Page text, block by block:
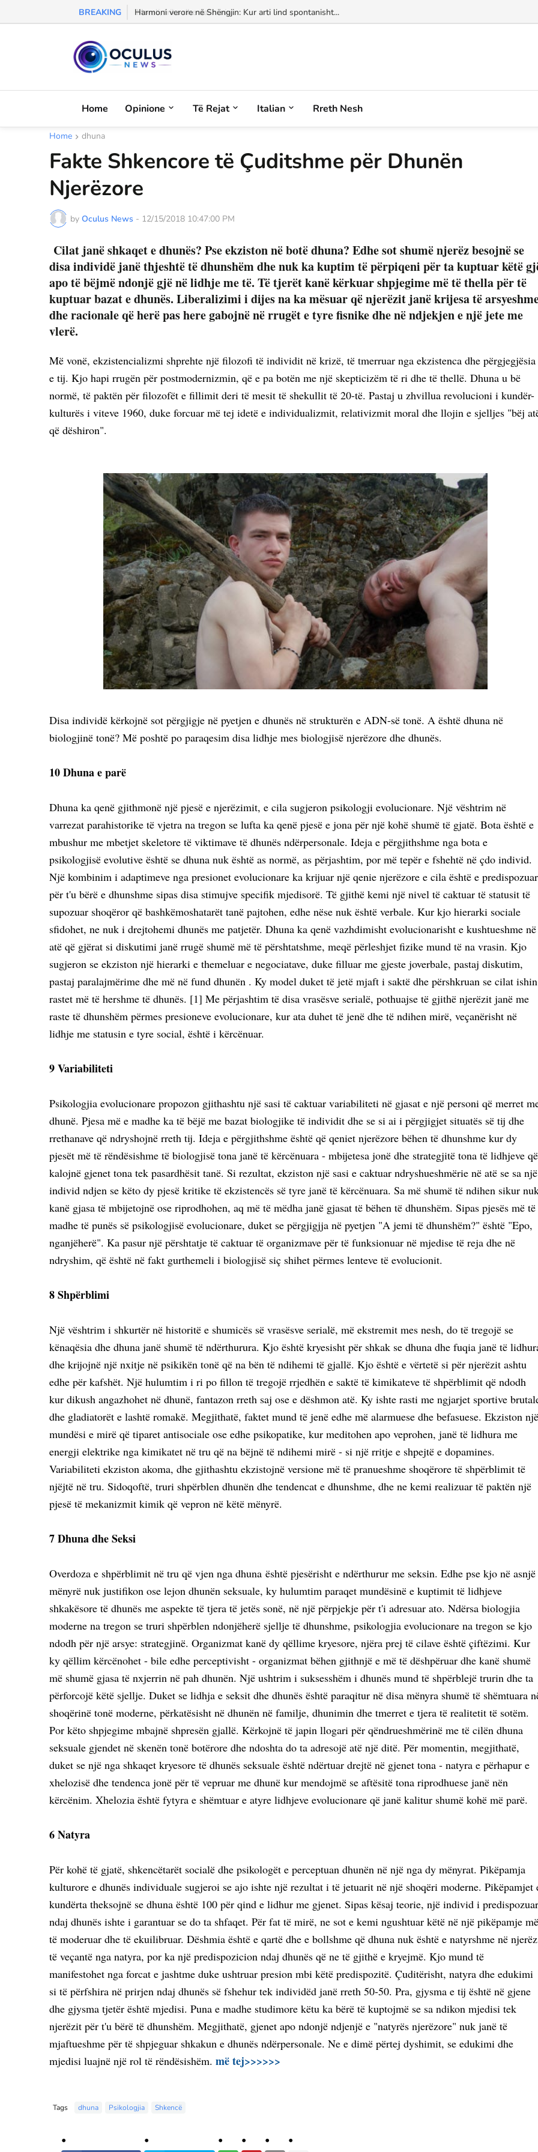
BREAKING Morali, frika dhe dashuria...
Home Opinione Të Rejat Italian Rreth Nesh
Home dhuna
Fakte Shkencore të Çuditshme për Dhunën
Njerëzore
by Oculus News - 12/15/2018 10:47:00 PM
Cilat janë shkaqet e dhunës? Pse ekziston në botë dhuna? Edhe sot shumë njerëz besojnë se
disa individë janë thjeshtë të dhunshëm dhe nuk ka kuptim të përpiqeni për ta kuptuar këtë
apo të bëjmë ndonjë gjë në lidhje me të. Të tjerët kanë kërkuar shpjegime më të thella për të
kuptuar bazat e dhunës. Liberalizimi i dijes na ka mësuar që njerëzit janë krijesa të
dhe racionale që herë pas here gabojnë në rrugët e tyre fisnike dhe në ndjekjen e një jete me
vlerë.
Më vonë, ekzistencializmi shprehte një filozofi të individit në krizë, të tmerruar nga ekzistenca dhe përgjegjësia
e tij. Kjo hapi rrugën për postmodernizmin, që e pa botën me një skepticizëm të ri dhe të thellë. Dhuna u bë
normë, të paktën për filozofët e fillimit deri të mesit të shekullit të 20-të. Pastaj u zhvillua revolucioni i kundër-
kulturës i viteve 1960, duke forcuar më tej idetë e individualizmit, relativizmit moral dhe llojin e sjelljes "bëj
që dëshiron".
Disa individë kërkojnë sot përgjigje në pyetjen e dhunës në strukturën e ADN-së tonë. A është dhuna në
biologjinë tonë? Më poshtë po paraqesim disa lidhje mes biologjisë njerëzore dhe dhunës.
10 Dhuna e parë
Dhuna ka qenë gjithmonë një pjesë e njerëzimit, e cila sugjeron psikologji evolucionare. Një vështrim në
varrezat parahistorike të vjetra na tregon se lufta ka qenë pjesë e jona për një kohë shumë të gjatë. Bota është e
mbushur me mbetjet skeletore të viktimave të dhunës ndërpersonale. Ideja e përgjithshme nga bota e
psikologjisë evolutive është se dhuna nuk është as normë, as përjashtim, por më tepër e fshehtë në çdo individ.
Një kombinim i adaptimeve nga presionet evolucionare ka krijuar një qenie njerëzore e cila është e predispozuar
për t'u bërë e dhunshme sipas disa stimujve specifik mjedisorë. Të gjithë kemi një nivel të caktuar të statusit të
supozuar shoqëror që bashkëmoshatarët tanë pajtohen, edhe nëse nuk është verbale. Kur kjo hierarki sociale
sfidohet, ne nuk i drejtohemi dhunës me patjetër. Dhuna ka qenë vazhdimisht evolucionarisht e kushtueshme në
atë që gjërat si diskutimi janë rrugë shumë më të përshtatshme, meqë përleshjet fizike mund të na vrasin. Kjo
sugjeron se ekziston një hierarki e themeluar e negociatave, duke filluar me gjeste joverbale, pastaj diskutim,
pastaj paralajmërime dhe më në fund dhunën . Ky model duket të jetë mjaft i saktë dhe përshkruan se cilat ishin
rastet më të hershme të dhunës. [1] Me përjashtim të disa vrasësve serialë, pothuajse të gjithë njerëzit janë me
raste të dhunshëm përmes presioneve evolucionare, kur ata duhet të jenë dhe të ndihen mirë, veçanërisht në
lidhje me statusin e tyre social, është i kërcënuar.
9 Variabiliteti
Psikologjia evolucionare propozon gjithashtu një sasi të caktuar variabiliteti në gjasat e një personi që merret
dhunë. Pjesa më e madhe ka të bëjë me bazat biologjike të individit dhe se si ai i përgjigjet situatës së tij dhe
rrethanave që ndryshojnë rreth tij. Ideja e përgjithshme është që qeniet njerëzore bëhen të dhunshme kur dy
pjesët më të rëndësishme të biologjisë tona janë të kërcënuara - mbijetesa jonë dhe strategjitë tona të lidhjeve që
kalojnë gjenet tona tek pasardhësit tanë. Si rezultat, ekziston një sasi e caktuar ndryshueshmërie në atë se sa një
individ ndjen se këto dy pjesë kritike të ekzistencës së tyre janë të kërcënuara. Sa më shumë të ndihen sikur
kanë gjasa të mbijetojnë ose riprodhohen, aq më të mëdha janë gjasat të bëhen të dhunshëm. Sipas pjesës më të
madhe të punës së psikologjisë evolucionare, duket se përgjigjja në pyetjen "A jemi të dhunshëm?" është "Epo,
nganjëherë". Ka pasur një përshtatje të caktuar të organizmave për të funksionuar në mjedise të reja dhe në
ndryshim, që është në fakt gurthemeli i biologjisë siç shihet përmes lenteve të evolucionit.
8 Shpërblimi
Një vështrim i shkurtër në historitë e shumicës së vrasësve serialë, më ekstremit mes nesh, do të tregojë se
kënaqësia dhe dhuna janë shumë të ndërthurura. Kjo është kryesisht për shkak se dhuna dhe fuqia janë të
dhe krijojnë një nxitje në psikikën tonë që na bën të ndihemi të gjallë. Kjo është e vërtetë si për njerëzit ashtu
edhe për kafshët. Një hulumtim i ri po fillon të tregojë rrjedhën e saktë të kimikateve të shpërblimit që ndodh
kur dikush angazhohet në dhunë, fantazon rreth saj ose e dëshmon atë. Ky ishte rasti me ngjarjet sportive
dhe gladiatorët e lashtë romakë. Megjithatë, faktet mund të jenë edhe më alarmuese dhe befasuese. Ekziston një
mundësi e mirë që tiparet antisociale ose edhe psikopatike, kur meditohen apo veprohen, janë të lidhura me
energji elektrike nga kimikatet në tru që na bëjnë të ndihemi mirë - si një rritje e shpejtë e dopamines.
Variabiliteti ekziston akoma, dhe gjithashtu ekzistojnë versione më të pranueshme shoqërore të shpërblimit të
njëjtë në tru. Sidoqoftë, truri shpërblen dhunën dhe tendencat e dhunshme, dhe ne kemi realizuar të paktën një
pjesë të mekanizmit kimik që vepron në këtë mënyrë.
7 Dhuna dhe Seksi
Overdoza e shpërblimit në tru që vjen nga dhuna është pjesërisht e ndërthurur me seksin. Edhe pse kjo në asnjë
mënyrë nuk justifikon ose lejon dhunën seksuale, ky hulumtim paraqet mundësinë e kuptimit të lidhjeve
shkakësore të dhunës me aspekte të tjera të jetës sonë, në një përpjekje për t'i adresuar ato. Ndërsa biologjia
moderne na tregon se truri shpërblen ndonjëherë sjellje të dhunshme, psikologjia evolucionare na tregon se kjo
ndodh për një arsye: strategjinë. Organizmat kanë dy qëllime kryesore, njëra prej të cilave është çiftëzimi. Kur
ky qëllim kërcënohet - bile edhe perceptivisht - organizmat bëhen gjithnjë e më të dëshpëruar dhe kanë shumë
më shumë gjasa të nxjerrin në pah dhunën. Një ushtrim i suksesshëm i dhunës mund të shpërblejë trurin dhe ta
përforcojë këtë sjellje. Duket se lidhja e seksit dhe dhunës është paraqitur në disa mënyra shumë të shëmtuara
shoqërinë tonë moderne, përkatësisht në dhunën në familje, dhunimin dhe tmerret e tjera të realitetit të sotëm.
Por këto shpjegime mbajnë shpresën gjallë. Kërkojnë të japin llogari për qëndrueshmërinë me të cilën dhuna
seksuale gjendet në skenën tonë botërore dhe ndoshta do ta adresojë atë një ditë. Për momentin, megjithatë,
duket se një nga shkaqet kryesore të dhunës seksuale është ndërtuar drejtë në gjenet tona - natyra e përhapur e
xhelozisë dhe tendenca jonë për të vepruar me dhunë kur mendojmë se aftësitë tona riprodhuese janë nën
kërcënim. Xhelozia është fytyra e shëmtuar e atyre lidhjeve evolucionare që janë kalitur shumë kohë më parë.
6 Natyra
Për kohë të gjatë, shkencëtarët socialë dhe psikologët e perceptuan dhunën në një nga dy mënyrat. Pikëpamja
kulturore e dhunës individuale sugjeroi se ajo ishte një rezultat i të jetuarit në një shoqëri moderne. Pikëpamjet
kundërta theksojnë se dhuna është 100 për qind e lidhur me gjenet. Sipas kësaj teorie, një individ i predispozuar
ndaj dhunës ishte i garantuar se do ta shfaqet. Për fat të mirë, ne sot e kemi ngushtuar këtë në një pikëpamje më
të moderuar dhe të ekuilibruar. Dëshmia është e qartë dhe e bollshme që dhuna nuk është e natyrshme në njerëz
të veçantë nga natyra, por ka një predispozicion ndaj dhunës që ne të gjithë e kryejmë. Kjo mund të
manifestohet nga forcat e jashtme duke ushtruar presion mbi këtë predispozitë. Çuditërisht, natyra dhe edukimi
si të përfshira në prirjen ndaj dhunës së fshehur tek individëd janë rreth 50-50. Pra, gjysma e tij është në gjene
dhe gjysma tjetër është mjedisi. Puna e madhe studimore këtu ka bërë të kuptojmë se sa ndikon mjedisi tek
njerëzit për t'u bërë të dhunshëm. Megjithatë, gjenet apo ndonjë ndjenjë e "natyrës njerëzore" nuk janë të
mjaftueshme për të shpjeguar shkakun e dhunës ndërpersonale. Ne e dimë përtej dyshimit, se edukimi dhe
mjedisi luajnë një rol të rëndësishëm. më tej>>>>>>
Tags dhuna Psikologjia Shkencë